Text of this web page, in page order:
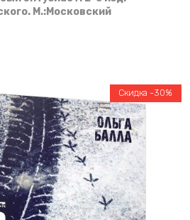
М.:Московский
Скидка -30%